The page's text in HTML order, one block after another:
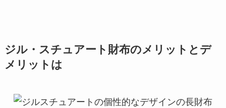
ジル・スチュアート財布のメリットとデ
メリットは